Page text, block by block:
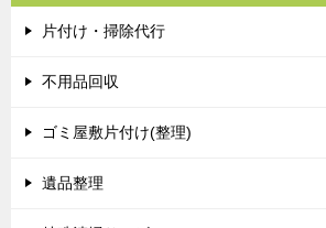
片付け・掃除代行
不用品回収
ゴミ屋敷片付け(整理)
遺品整理